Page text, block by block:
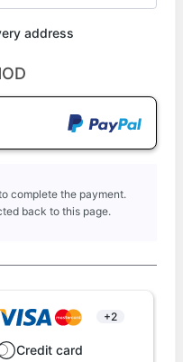
address
complete the payment.
back to this page.
+2
Credit card